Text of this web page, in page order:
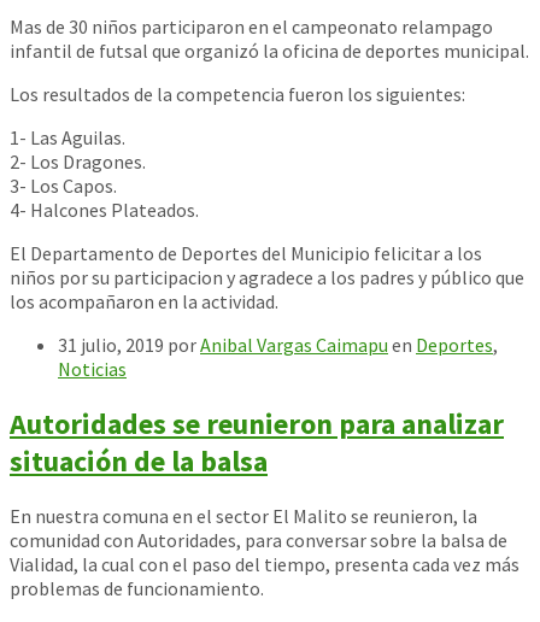
Mas de 30 niños participaron en el campeonato relampago
infantil de futsal que organizó la oficina de deportes municipal.
Los resultados de la competencia fueron los siguientes:
1- Las Aguilas.
2- Los Dragones.
3- Los Capos.
4- Halcones Plateados.
El Departamento de Deportes del Municipio felicitar a los
niños por su participacion y agradece a los padres y público que
los acompañaron en la actividad.
31 julio, 2019 porAnibal Vargas Caimapu en Deportes,
Noticias
Autoridades se reunieron para analizar
situación de la balsa
En nuestra comuna en el sector El Malito se reunieron, la
comunidad con Autoridades, para conversar sobre la balsa de
Vialidad, la cual con el paso del tiempo, presenta cada vez más
problemas de funcionamiento.